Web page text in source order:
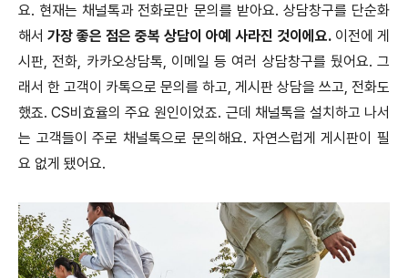
요. 현재는 채널톡과 전화로만 문의를 받아요. 상담창구를 단순화
해서 가장 좋은 점은 중복 상담이 아예 사라진 것이에요. 이전에 게
시판, 전화, 카카오상담톡, 이메일 등 여러 상담창구를 뒀어요. 그
래서 한 고객이 카톡으로 문의를 하고, 게시판 상담을 쓰고, 전화도
했죠. CS비효율의 주요 원인이었죠. 근데 채널톡을 설치하고 나서
는 고객들이 주로 채널톡으로 문의해요. 자연스럽게 게시판이 필
요 없게 됐어요.